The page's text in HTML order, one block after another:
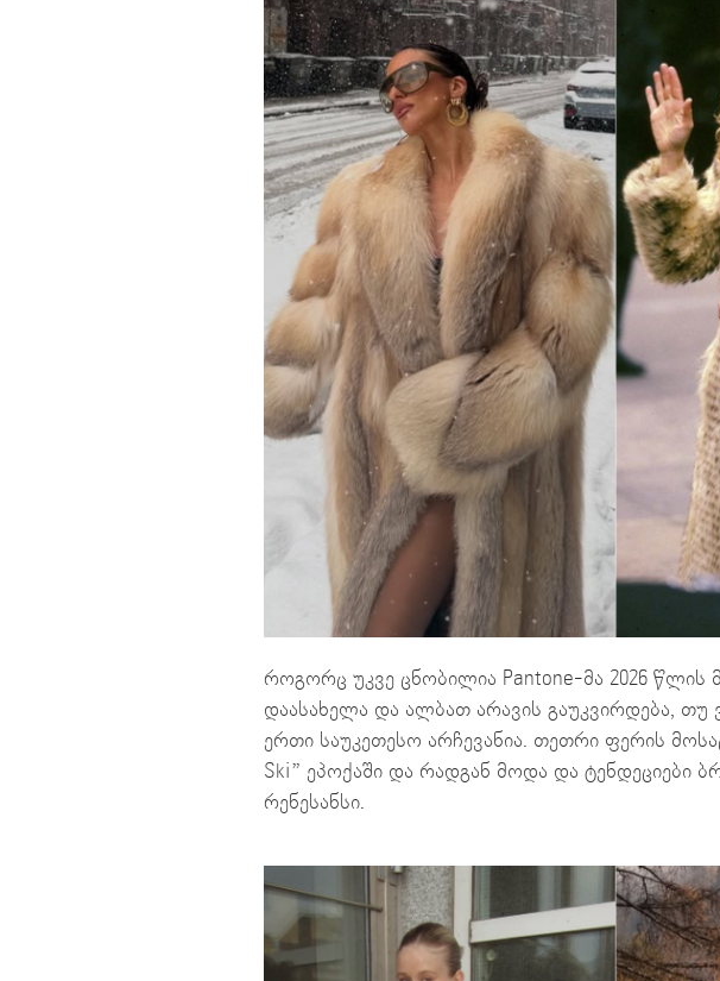
როგორც უკვე ცნობილია Pantone-მა 2026
დაასახელა და ალბათ არავის გაუკვირდება,
ერთი საუკეთესო არჩევანია. თეთრი ფერის
Ski” ეპოქაში და რადგან მოდა და ტენდეციები
რენესანსი.